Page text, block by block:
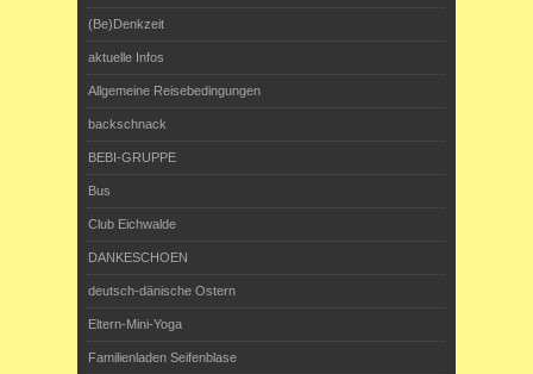
(Be)Denkzeit
aktuelle Infos
Allgemeine Reisebedingungen
backschnack
BEBI-GRUPPE
Bus
Club Eichwalde
DANKESCHOEN
deutsch-dänische Ostern
Eltern-Mini-Yoga
Familienladen Seifenblase